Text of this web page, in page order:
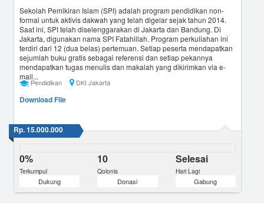
Sekolah Pemikiran Islam (SPI) adalah program pendidikan non-
formal untuk aktivis dakwah yang telah digelar sejak tahun 2014.
Saat ini, SPI telah diselenggarakan di Jakarta dan Bandung. Di
Jakarta, digunakan nama SPI Fatahillah. Program perkuliahan ini
terdiri dari 12 (dua belas) pertemuan. Setiap peserta mendapatkan
sejumlah buku gratis sebagai referensi dan setiap pekannya
mendapatkan tugas menulis dan makalah yang dikirimkan via e-
mail...
Pendidikan DKI Jakarta
Download File
Rp. 15.000.000
0%
Terkumpul
10
Qolonis
Selesai
Hari Lagi
Dukung Donasi Gabung